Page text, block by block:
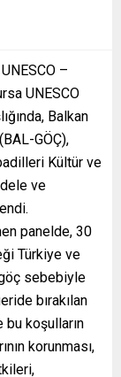
–
UNESCO
Balkan
GÖÇ),
Kültür ve
ve
panelde, 30
Türkiye ve
sebebiyle
bırakılan
koşulların
korunması,